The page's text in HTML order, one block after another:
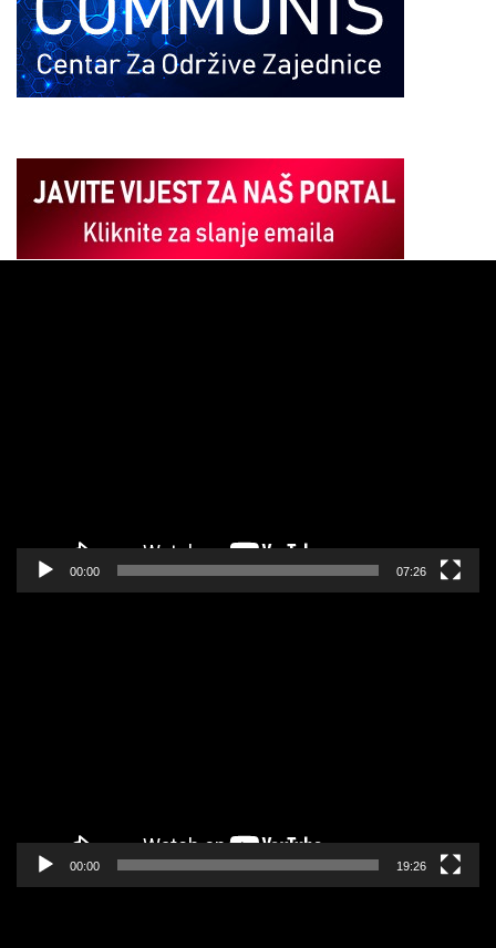
00:00 07:26
00:00 19:26